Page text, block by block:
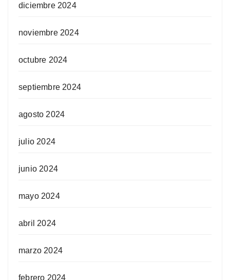
diciembre 2024
noviembre 2024
octubre 2024
septiembre 2024
agosto 2024
julio 2024
junio 2024
mayo 2024
abril 2024
marzo 2024
febrero 2024